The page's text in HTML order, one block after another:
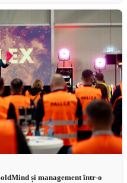
și management într-o